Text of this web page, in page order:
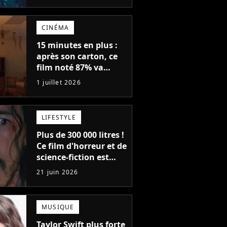
CINÉMA
15 minutes en plus :
après son carton, ce
film noté 87% va
revenir au cinéma
avec une version plus
longue
1 juillet 2026
LIFESTYLE
Plus de 300 000 litres !
Ce film d'horreur et de
science-fiction est
officiellement le film
le plus sanglant de
tous les temps
21 juin 2026
MUSIQUE
Taylor Swift plus forte